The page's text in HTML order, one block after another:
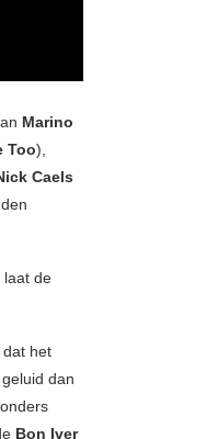
Marino
Too),
Caels
laat de
dat het
dan
Bon Iver